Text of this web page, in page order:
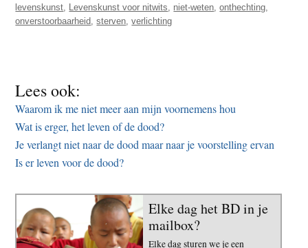
levenskunst, Levenskunst voor nitwits, niet-weten,onthechting,
onverstoorbaarheid,sterven,verlichting
Lees ook:
Waarom ik me niet meer aan mijn voornemens hou
Wat is erger, het leven of de dood?
Je verlangt niet naar de dood maar naar je voorstelling ervan
Is er leven voor de dood?
Elke dag het BD in je
mailbox?
Elke dag sturen we je een